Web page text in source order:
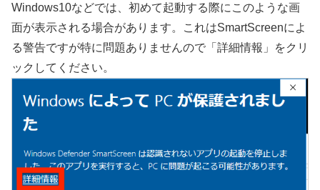
Windows10などでは、初めて起動する際にこのような画
面が表示される場合があります。これはSmartScreenによ
る警告ですが特に問題ありませんので「詳細情報」をクリ
ックしてください。